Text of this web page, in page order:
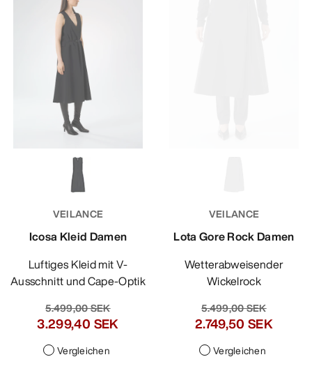
VEILANCE
Icosa Kleid Damen
Luftiges Kleid mit V-
Ausschnitt und Cape-Optik
5.499,00 SEK
3.299,40 SEK
Vergleichen
VEILANCE
Lota Gore Rock Damen
Wetterabweisender
Wickelrock
5.499,00 SEK
2.749,50 SEK
Vergleichen